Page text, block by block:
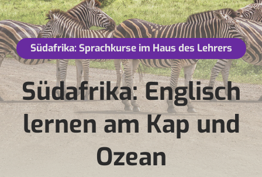
Südafrika: Sprachkurse im Haus des Lehrers
Südafrika: Englisch
lernen am Kap und
Ozean